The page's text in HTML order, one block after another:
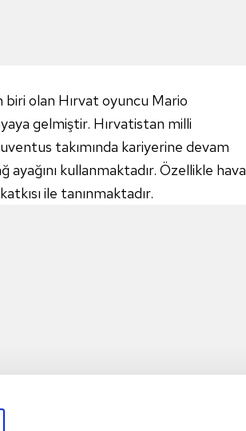
biri olan Hırvat oyuncu Mario
gelmiştir. Hırvatistan milli
takımında kariyerine devam
kullanmaktadır. Özellikle hava
ile tanınmaktadır.